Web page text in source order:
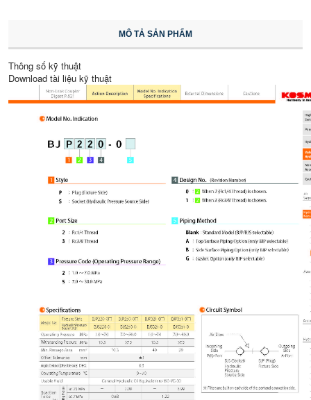
MÔ TẢ SẢN PHẨM
Thông số kỹ thuật
Download tài liệu kỹ thuật